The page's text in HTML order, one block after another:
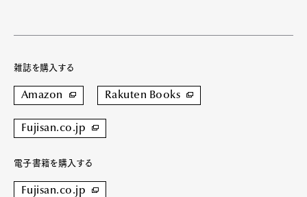
雑誌を購入する
Amazon Rakuten Books
Fujisan.co.jp
電子書籍を購入する
Fujisan.co.jp